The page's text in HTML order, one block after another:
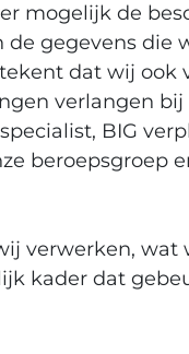
mogelijk de
de gegevens die
dat wij ook
verlangen
BIG
beroepsgroep
verwerken, wat
kader dat